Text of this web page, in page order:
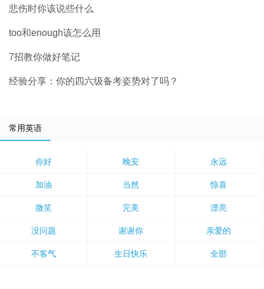
悲伤时你该说些什么
too和enough该怎么用
7招教你做好笔记
经验分享：你的四六级备考姿势对了吗？
常用英语
你好 晚安 永远
加油 当然 惊喜
微笑 完美 漂亮
没问题 谢谢你 亲爱的
不客气 生日快乐 全部